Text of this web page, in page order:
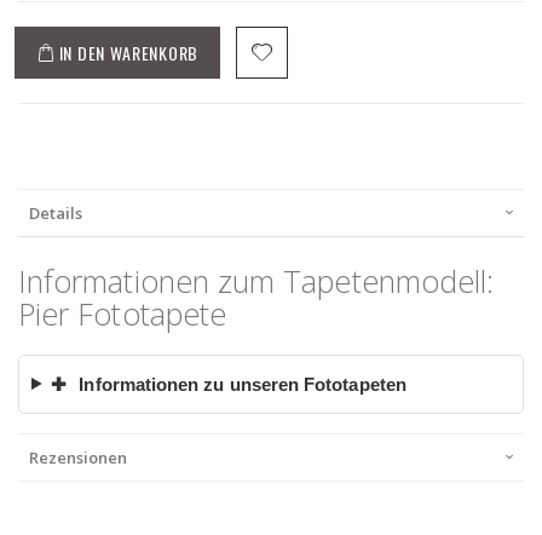
IN DEN WARENKORB
Details
Informationen zum Tapetenmodell:
Pier Fototapete
✚ Informationen zu unseren Fototapeten
Rezensionen